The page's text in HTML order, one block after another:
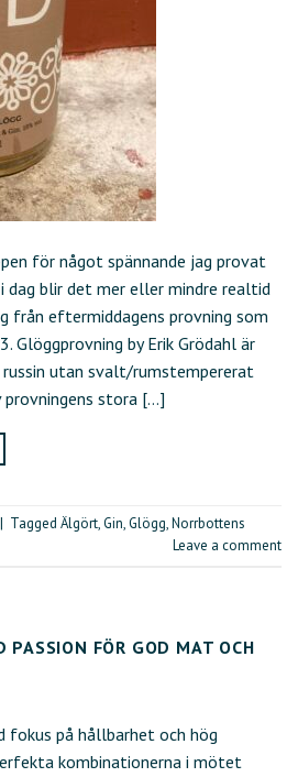
för något spännande jag provat
dag blir det mer eller mindre realtid
från eftermiddagens provning som
Glöggprovning by Erik Grödahl är
utan svalt/rumstempererat
stora […]
| Tagged Älgört,Gin,Glögg,Norrbottens
Leave a comment
PASSION FÖR GOD MAT OCH
fokus på hållbarhet och hög
kombinationerna i mötet